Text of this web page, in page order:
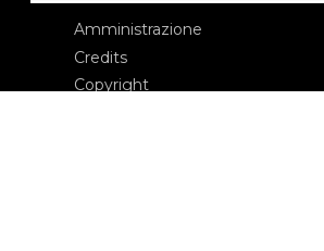
Amministrazione
Credits
Copyright